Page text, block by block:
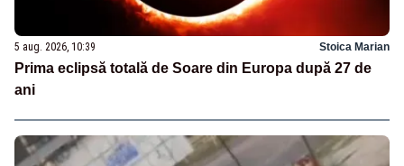
5 aug. 2026, 10:39 Stoica Marian
Prima eclipsă totală de Soare din Europa după 27 de
ani